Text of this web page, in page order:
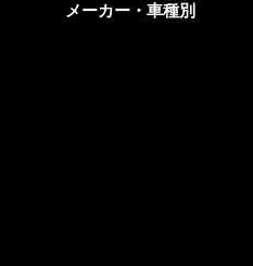
メーカー・車種別